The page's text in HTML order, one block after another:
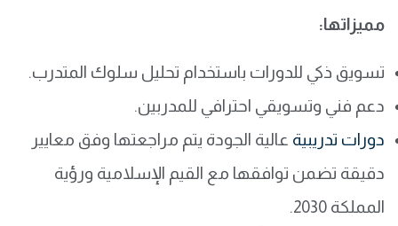
مميزاتها:
تسويق ذكي للدورات باستخدام تحليل سلوك المتدرب.
دعم فني وتسويقي احترافي للمدربين.
دورات تدريبية عالية الجودة يتم مراجعتها وفق معايير
دقيقة تضمن توافقها مع القيم الإسلامية ورؤية
المملكة 2030.